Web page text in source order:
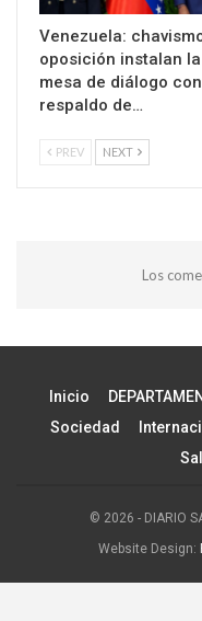
Venezuela:
oposición instalan la
mesa de diálogo con
respaldo de…
PREV NEXT
Los
Inicio
Sociedad
© 2026 - DIARIO
Website Design: